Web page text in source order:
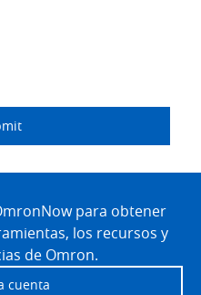
para obtener
los recursos y
de Omron.
cuenta